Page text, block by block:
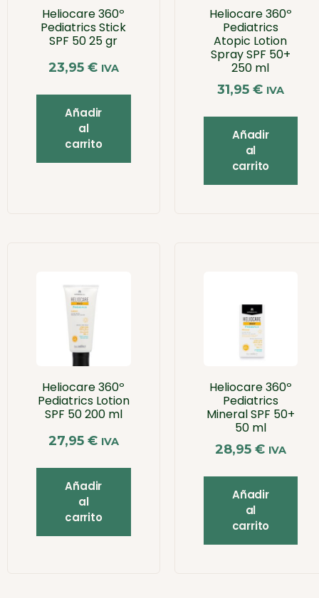
Heliocare 360º
Pediatrics Stick
SPF 50 25 gr
23,95 € IVA
Añadir
al
carrito
Heliocare 360º
Pediatrics
Atopic Lotion
Spray SPF 50+
250 ml
31,95 € IVA
Añadir
al
carrito
Heliocare 360º
Pediatrics Lotion
SPF 50 200 ml
27,95 € IVA
Añadir
al
carrito
Heliocare 360º
Pediatrics
Mineral SPF 50+
50 ml
28,95 € IVA
Añadir
al
carrito